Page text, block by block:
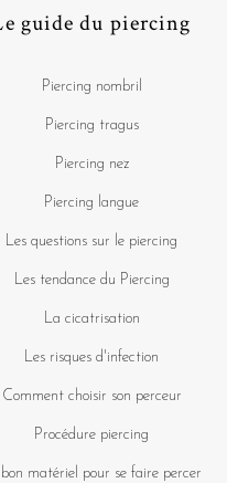
guide du piercing
Piercing nombril
Piercing tragus
Piercing nez
Piercing langue
Les questions sur le piercing
Les tendance du Piercing
La cicatrisation
Les risques d'infection
Comment choisir son perceur
Procédure piercing
matériel pour se faire percer